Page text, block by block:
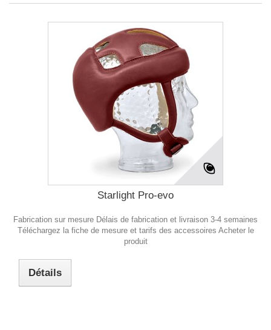
Starlight Pro-evo
Fabrication sur mesure Délais de fabrication et livraison 3-4 semaines
Téléchargez la fiche de mesure et tarifs des accessoires Acheter le
produit
Détails